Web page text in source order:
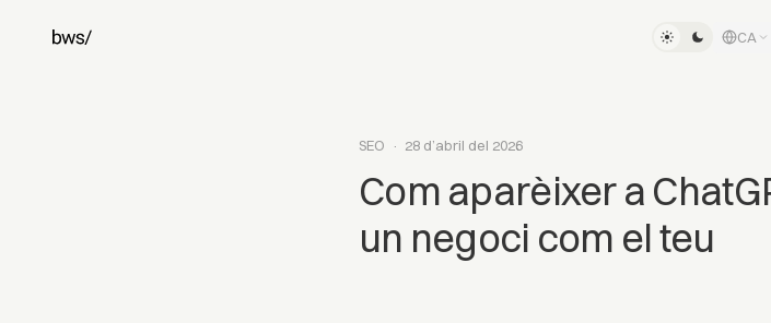
CA
SEO · 28 d’abril del 2026
Com aparèixer a
un negoci com el teu